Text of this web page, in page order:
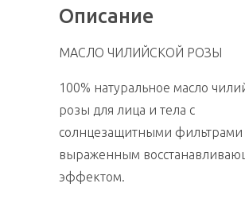
Описание
МАСЛО ЧИЛИЙСКОЙ РОЗЫ
100% натуральное масло
розы для лица и тела с
солнцезащитными фильтрами
выраженным
эффектом.